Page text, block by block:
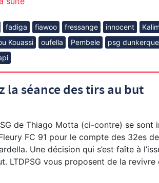
fadiga fiawoo fressange innocent
Kouassi oufella Pembele psg
la séance des tirs au but
de Thiago Motta (ci-contre) se sont
FC 91 pour le compte des 32es
Une décision qui s’est faîte à
LTDPSG vous proposent de la